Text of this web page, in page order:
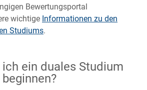
Bewertungsportal
wichtige Informationen zu den
Studiums.
ein duales Studium